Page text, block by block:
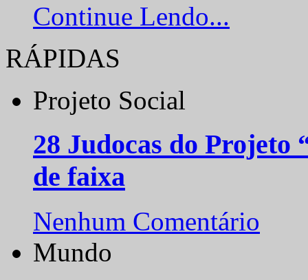
Continue Lendo...
RÁPIDAS
Projeto Social
28 Judocas do
de faixa
Nenhum Comentário
Mundo